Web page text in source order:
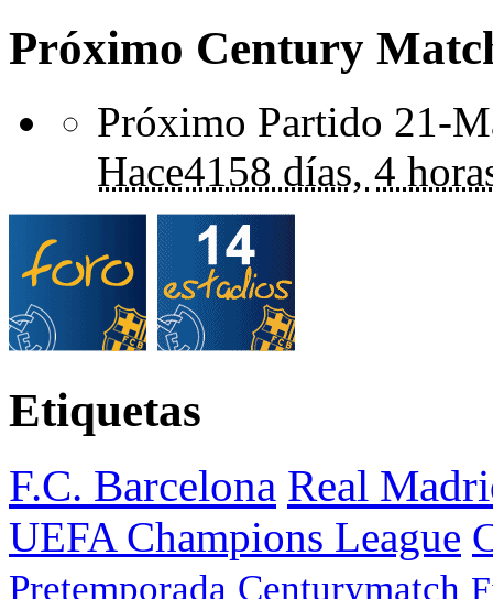
Próximo Century
Próximo Partido 21-
Hace4158 días, 4
Etiquetas
F.C. Barcelona Real
UEFA Champions League
Pretemporada Centurymatch